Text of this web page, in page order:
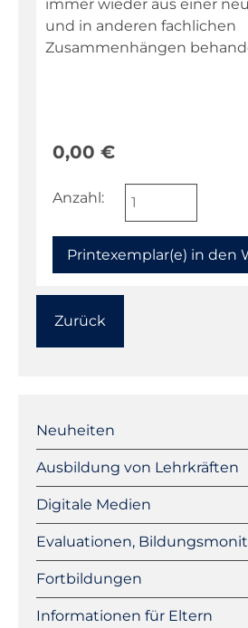
immer wieder aus einer
und in anderen fachlichen
Zusammenhängen
0,00 €
Anzahl:
Zurück
überspringen
Neuheiten
Ausbildung von Lehrkräften
Digitale Medien
Evaluationen,
Fortbildungen
Informationen für Eltern